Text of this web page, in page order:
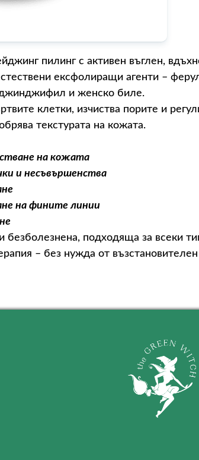
пилинг с активен въглен,
ексфолиращи агенти –
джинджифил и женско биле.
клетки, изчиства порите и
текстурата на кожата.
на кожата
и несъвършенства
на фините линии
безболезнена, подходяща за всеки
– без нужда от